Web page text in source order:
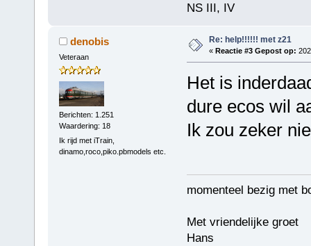
NS III, IV
denobis
Veteraan
Berichten: 1.251
Waardering: 18
Ik rijd met iTrain,
dinamo,roco,piko.pbmodels etc.
Re: help!!!!!! met z21
« Reactie #3 Gepost op:
Het is
dure ecos wil
Ik zou zeker
momenteel bezig met
Met vriendelijke groet
Hans